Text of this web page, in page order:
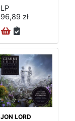
LP
96,89 zł
JON LORD